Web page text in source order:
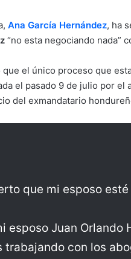
Ana García Hernández, ha
“no esta negociando nada”
que el único proceso que
el pasado 9 de julio por el
del exmandatario
que mi esposo
esposo Juan Orlando
trabajando con los